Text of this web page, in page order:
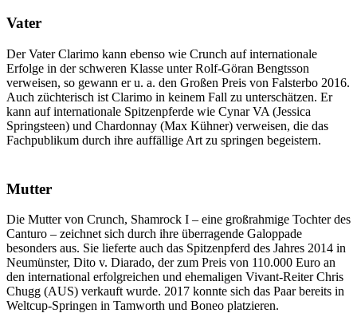
Vater
Der Vater Clarimo kann ebenso wie Crunch auf internationale
Erfolge in der schweren Klasse unter Rolf-Göran Bengtsson
verweisen, so gewann er u. a. den Großen Preis von Falsterbo 2016.
Auch züchterisch ist Clarimo in keinem Fall zu unterschätzen. Er
kann auf internationale Spitzenpferde wie Cynar VA (Jessica
Springsteen) und Chardonnay (Max Kühner) verweisen, die das
Fachpublikum durch ihre auffällige Art zu springen begeistern.
Mutter
Die Mutter von Crunch, Shamrock I – eine großrahmige Tochter des
Canturo – zeichnet sich durch ihre überragende Galoppade
besonders aus. Sie lieferte auch das Spitzenpferd des Jahres 2014 in
Neumünster, Dito v. Diarado, der zum Preis von 110.000 Euro an
den international erfolgreichen und ehemaligen Vivant-Reiter Chris
Chugg (AUS) verkauft wurde. 2017 konnte sich das Paar bereits in
Weltcup-Springen in Tamworth und Boneo platzieren.